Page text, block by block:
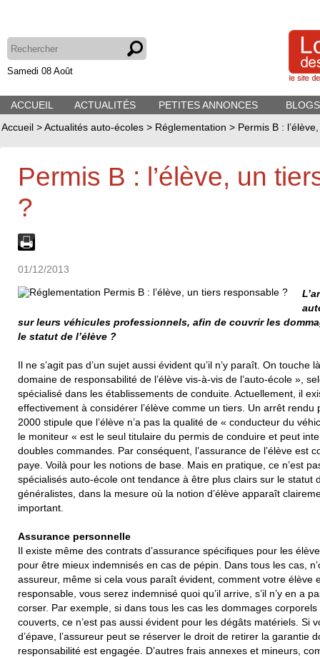
Samedi 08 Août
ACCUEIL ACTUALITÉS PETITES ANNONCES
Accueil >Actualités auto-écoles > Réglementation > Permis B :
Permis B : l’élève, un
?
01/12/2013
sur leurs véhicules professionnels, afin de couvrir les
le statut de l’élève ?
Il ne s’agit pas d’un sujet aussi évident qu’il n’y paraît. On
domaine de responsabilité de l’élève vis-à-vis de l’auto-école »,
spécialisé dans les établissements de conduite. Actuellement, il
effectivement à considérer l’élève comme un tiers. Un arrêt
2000 stipule que l’élève n’a pas la qualité de « conducteur du
le moniteur « est le seul titulaire du permis de conduire et peut
doubles commandes. Par conséquent, l’assurance de l’élève est
paye. Voilà pour les notions de base. Mais en pratique, ce n’est
spécialisés auto-école ont tendance à être plus clairs sur le statut
généralistes, dans la mesure où la notion d’élève apparaît
important.
Assurance personnelle
Il existe même des contrats d’assurance spécifiques pour les
pour être mieux indemnisés en cas de pépin. Dans tous les cas,
assureur, même si cela vous paraît évident, comment votre élève
responsable, vous serez indemnisé quoi qu’il arrive, s’il n’y en a
corser. Par exemple, si dans tous les cas les dommages
couverts, ce n’est pas aussi évident pour les dégâts matériels. Si
d’épave, l’assureur peut se réserver le droit de retirer la garantie
responsabilité est engagée. D’autres frais annexes et mineurs,